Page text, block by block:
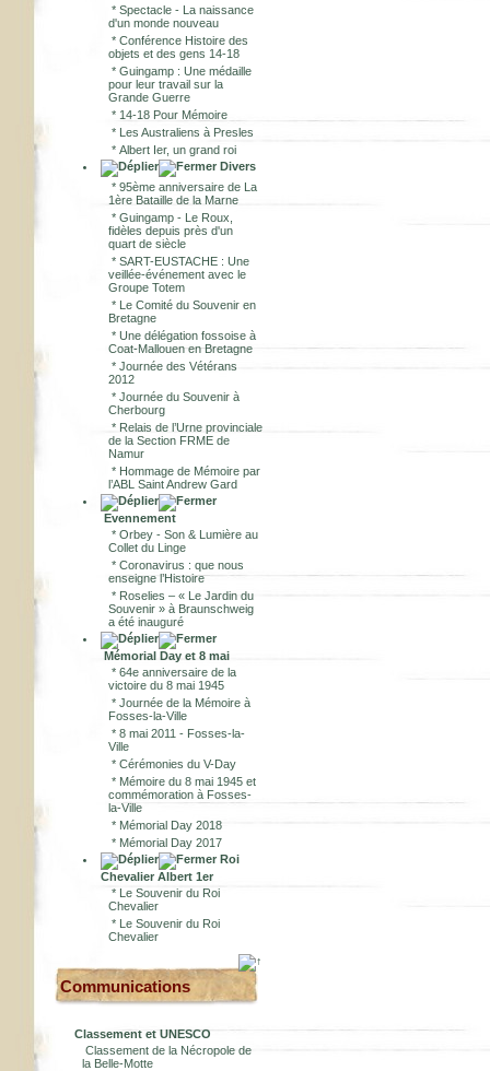
* Spectacle - La naissance
d'un monde nouveau
* Conférence Histoire des
objets et des gens 14-18
* Guingamp : Une médaille
pour leur travail sur la
Grande Guerre
* 14-18 Pour Mémoire
* Les Australiens à Presles
* Albert Ier, un grand roi
Divers
* 95ème anniversaire de La
1ère Bataille de la Marne
* Guingamp - Le Roux,
fidèles depuis près d'un
quart de siècle
* SART-EUSTACHE : Une
veillée-événement avec le
Groupe Totem
* Le Comité du Souvenir en
Bretagne
* Une délégation fossoise à
Coat-Mallouen en Bretagne
* Journée des Vétérans
2012
* Journée du Souvenir à
Cherbourg
* Relais de l’Urne provinciale
de la Section FRME de
Namur
* Hommage de Mémoire par
l’ABL Saint Andrew Gard
Evennement
* Orbey - Son & Lumière au
Collet du Linge
* Coronavirus : que nous
enseigne l’Histoire
* Roselies – « Le Jardin du
Souvenir » à Braunschweig
a été inauguré
Mémorial Day et 8 mai
* 64e anniversaire de la
victoire du 8 mai 1945
* Journée de la Mémoire à
Fosses-la-Ville
* 8 mai 2011 - Fosses-la-
Ville
* Cérémonies du V-Day
* Mémoire du 8 mai 1945 et
commémoration à Fosses-
la-Ville
* Mémorial Day 2018
* Mémorial Day 2017
Roi
Chevalier Albert 1er
* Le Souvenir du Roi
Chevalier
* Le Souvenir du Roi
Chevalier
Communications
Classement et UNESCO
Classement de la Nécropole de
la Belle-Motte